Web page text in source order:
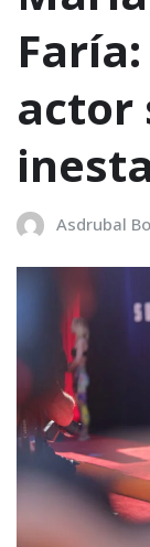
actor
Asdrubal